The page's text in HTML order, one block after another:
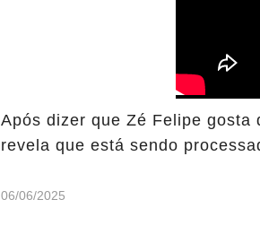
Após dizer que Zé Felipe gosta
revela que está sendo
06/06/2025